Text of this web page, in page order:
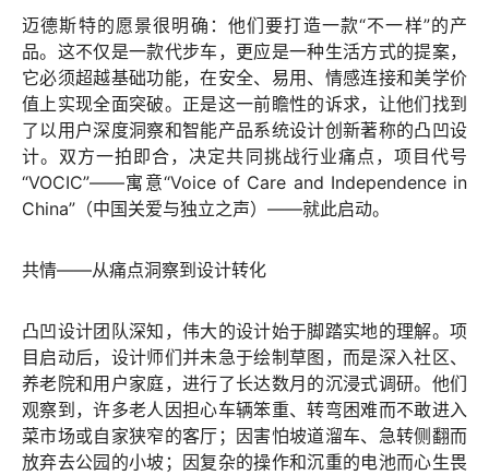
迈德斯特的愿景很明确：他们要打造一款“不一样”的产
品。这不仅是一款代步车，更应是一种生活方式的提案，
它必须超越基础功能，在安全、易用、情感连接和美学价
值上实现全面突破。正是这一前瞻性的诉求，让他们找到
了以用户深度洞察和智能产品系统设计创新著称的凸凹设
计。双方一拍即合，决定共同挑战行业痛点，项目代号
“VOCIC”——寓意“Voice of Care and Independence in
China”（中国关爱与独立之声）——就此启动。
共情——从痛点洞察到设计转化
凸凹设计团队深知，伟大的设计始于脚踏实地的理解。项
目启动后，设计师们并未急于绘制草图，而是深入社区、
养老院和用户家庭，进行了长达数月的沉浸式调研。他们
观察到，许多老人因担心车辆笨重、转弯困难而不敢进入
菜市场或自家狭窄的客厅；因害怕坡道溜车、急转侧翻而
放弃去公园的小坡；因复杂的操作和沉重的电池而心生畏